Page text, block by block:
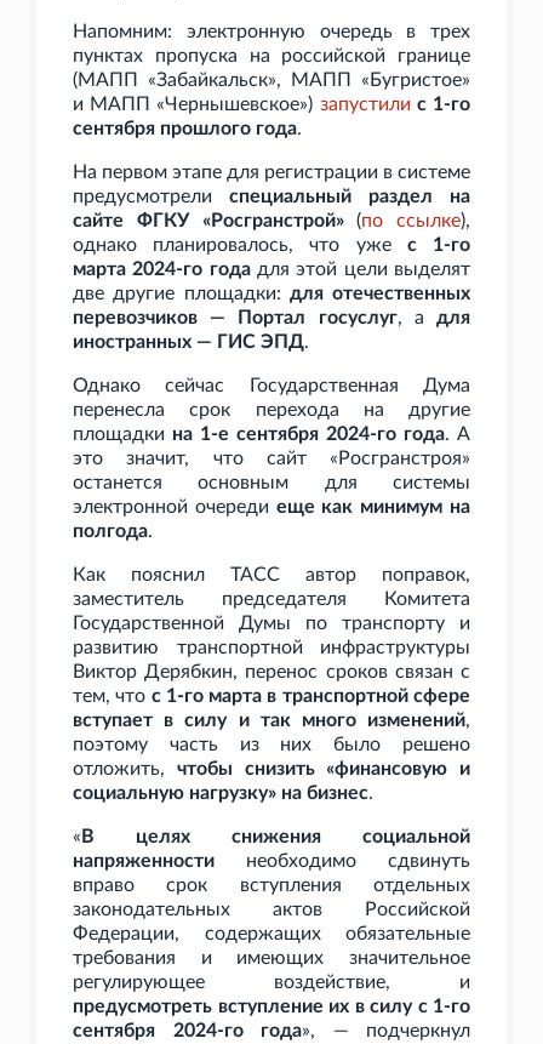
Напомним: электронную очередь в трех
пунктах пропуска на российской границе
(МАПП «Забайкальск», МАПП «Бугристое»
и МАПП «Чернышевское») запустили с 1-го
сентября прошлого года.
На первом этапе для регистрации в системе
предусмотрели специальный раздел на
сайте ФГКУ «Росгранстрой»(по ссылке),
однако планировалось, что уже с 1-го
марта 2024-го годадля этой цели выделят
две другие площадки: для отечественных
перевозчиков — Портал госуслуг, адля
иностранных — ГИС ЭПД.
Однако сейчас Государственная Дума
перенесла срок перехода на другие
площадки на 1-е сентября 2024-го года. А
это значит, что сайт «Росгранстроя»
останется основным для системы
электронной очереди еще как минимум на
полгода.
Как пояснил ТАСС автор поправок,
заместитель председателя Комитета
Государственной Думы по транспорту и
развитию транспортной инфраструктуры
Виктор Дерябкин, перенос сроков связан с
тем, что с 1-го марта в транспортной сфере
вступает в силу и так много изменений,
поэтому часть из них было решено
отложить, чтобы снизить «финансовую и
социальную нагрузку» на бизнес.
« В целях снижения социальной
напряженности необходимо сдвинуть
вправо срок вступления отдельных
законодательных актов Российской
Федерации, содержащих обязательные
требования и имеющих значительное
регулирующее воздействие, и
предусмотреть вступление их в силу с 1-го
сентября 2024-го года», — подчеркнул